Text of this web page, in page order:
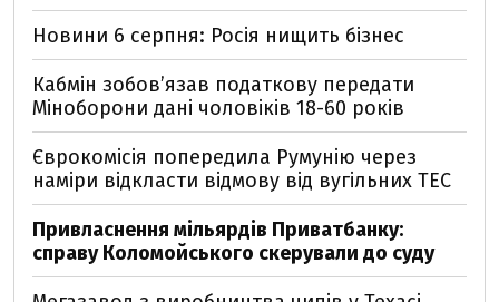
Новини 6 серпня: Росія нищить бізнес
Кабмін зобовʼязав податкову передати
Міноборони дані чоловіків 18-60 років
Єврокомісія попередила Румунію через
наміри відкласти відмову від вугільних ТЕС
Привласнення мільярдів Приватбанку:
справу Коломойського скерували до суду